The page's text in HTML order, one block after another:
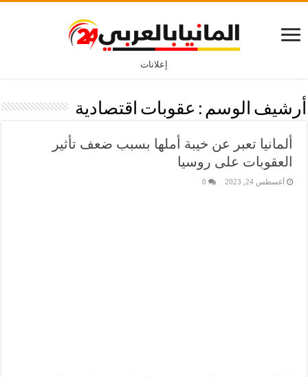
إعلانات
أرشيف الوسم : عقوبات اقتصادية
ألمانيا تعبر عن خيبة أملها بسبب ضعف تأثير
العقوبات على روسيا
أغسطس 24, 2023 0